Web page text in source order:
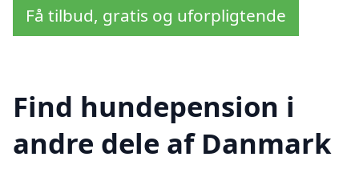
Få tilbud, gratis og uforpligtende
Find hundepension i
andre dele af Danmark